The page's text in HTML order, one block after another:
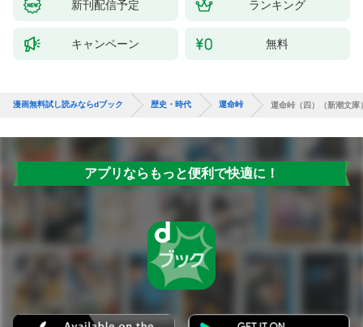
新刊配信予定 ランキング
キャンペーン 無料
漫画無料試し読みならdブック 歴史・時代 運命峠 運命峠（四）（新潮文庫
アプリならもっと便利で快適に！